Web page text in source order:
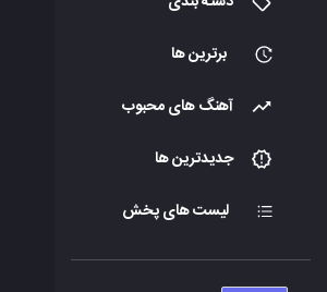
برترین ها
آهنگ های محبوب
جدیدترین ها
لیست های پخش